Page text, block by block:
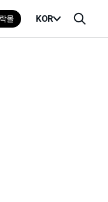
KOR
검
뉴